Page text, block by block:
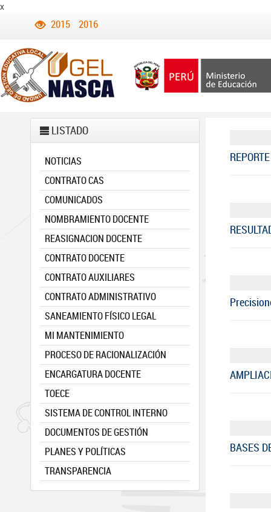
x
2015 2016
LISTADO
NOTICIAS
CONTRATO CAS
COMUNICADOS
NOMBRAMIENTO DOCENTE
REASIGNACION DOCENTE
CONTRATO DOCENTE
CONTRATO AUXILIARES
CONTRATO ADMINISTRATIVO
SANEAMIENTO FÍSICO LEGAL
MI MANTENIMIENTO
PROCESO DE RACIONALIZACIÓN
ENCARGATURA DOCENTE
TOECE
SISTEMA DE CONTROL INTERNO
DOCUMENTOS DE GESTIÓN
PLANES Y POLÍTICAS
TRANSPARENCIA
BASES